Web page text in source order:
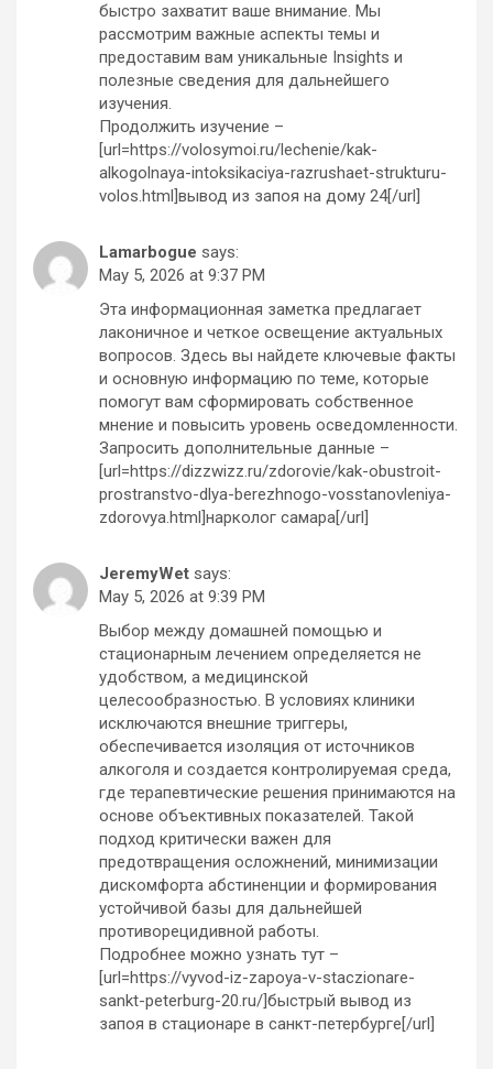
быстро захватит ваше внимание. Мы
рассмотрим важные аспекты темы и
предоставим вам уникальные Insights и
полезные сведения для дальнейшего
изучения.
Продолжить изучение –
[url=https://volosymoi.ru/lechenie/kak-
alkogolnaya-intoksikaciya-razrushaet-strukturu-
volos.html]вывод из запоя на дому 24[/url]
Lamarbogue says:
May 5, 2026 at 9:37 PM
Эта информационная заметка предлагает
лаконичное и четкое освещение актуальных
вопросов. Здесь вы найдете ключевые факты
и основную информацию по теме, которые
помогут вам сформировать собственное
мнение и повысить уровень осведомленности.
Запросить дополнительные данные –
[url=https://dizzwizz.ru/zdorovie/kak-obustroit-
prostranstvo-dlya-berezhnogo-vosstanovleniya-
zdorovya.html]нарколог самара[/url]
JeremyWet says:
May 5, 2026 at 9:39 PM
Выбор между домашней помощью и
стационарным лечением определяется не
удобством, а медицинской
целесообразностью. В условиях клиники
исключаются внешние триггеры,
обеспечивается изоляция от источников
алкоголя и создается контролируемая среда,
где терапевтические решения принимаются на
основе объективных показателей. Такой
подход критически важен для
предотвращения осложнений, минимизации
дискомфорта абстиненции и формирования
устойчивой базы для дальнейшей
противорецидивной работы.
Подробнее можно узнать тут –
[url=https://vyvod-iz-zapoya-v-staczionare-
sankt-peterburg-20.ru/]быстрый вывод из
запоя в стационаре в санкт-петербурге[/url]